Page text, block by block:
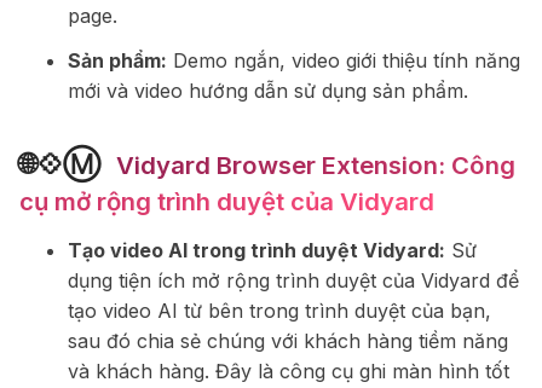
page.
Sản phẩm: Demo ngắn, video giới thiệu tính năng
mới và video hướng dẫn sử dụng sản phẩm.
🌐💠Ⓜ ️ Vidyard Browser Extension: Công
cụ mở rộng trình duyệt của Vidyard
Tạo video AI trong trình duyệt Vidyard: Sử
dụng tiện ích mở rộng trình duyệt của Vidyard để
tạo video AI từ bên trong trình duyệt của bạn,
sau đó chia sẻ chúng với khách hàng tiềm năng
và khách hàng. Đây là công cụ ghi màn hình tốt